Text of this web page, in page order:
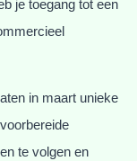
je toegang tot een
in maart unieke
te volgen en